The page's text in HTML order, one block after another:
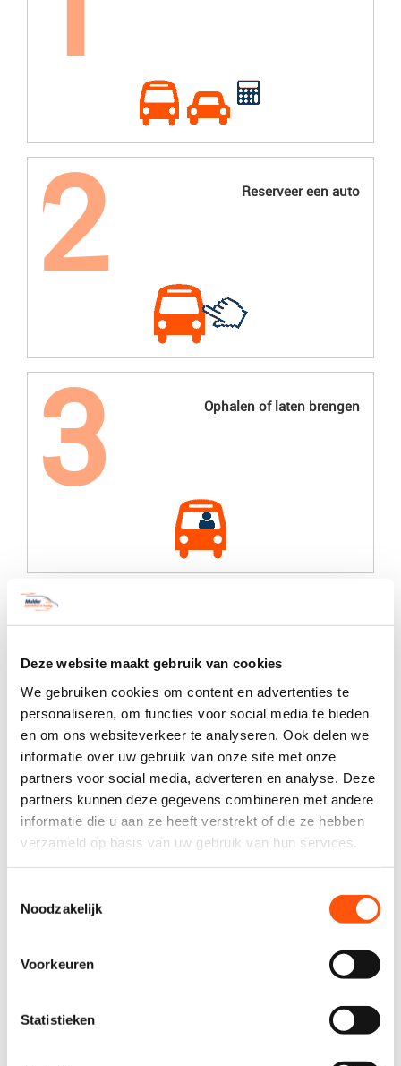
Deze website maakt gebruik van cookies
We gebruiken cookies om content en advertenties te
personaliseren, om functies voor social media te bieden
en om ons websiteverkeer te analyseren. Ook delen we
informatie over uw gebruik van onze site met onze
partners voor social media, adverteren en analyse. Deze
partners kunnen deze gegevens combineren met andere
informatie die u aan ze heeft verstrekt of die ze hebben
verzameld op basis van uw gebruik van hun services.
Noodzakelijk
Voorkeuren
Statistieken
Reserveer een auto
Ophalen of laten brengen
vestiging alkmaar
Mulder autoverhuur & leasing B.V.
Koelmalaan 350
1812 PS Alkmaar
Unit B-05
072 20 29 056
info@mulderautoverhuur.nl